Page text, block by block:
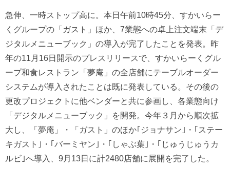
急伸、一時ストップ高に。本日午前10時45分、すかいらー
くグループの「ガスト」ほか、7業態への卓上注文端末「デ
ジタルメニューブック」の導入が完了したことを発表。昨
年の11月16日開示のプレスリリースで、すかいらーくグル
ープ和食レストラン「夢庵」の全店舗にテーブルオーダー
システムが導入されたことは既に発表している。その後の
更改プロジェクトに他ベンダーと共に参画し、各業態向け
「デジタルメニューブック」を開発。今年３月から順次拡
大し、「夢庵」・「ガスト」のほか｢ジョナサン｣・｢ステー
キガスト｣・｢バーミヤン｣・｢しゃぶ葉｣・｢じゅうじゅうカ
ルビ｣へ導入、9月13日に計2480店舗に展開を完了した。